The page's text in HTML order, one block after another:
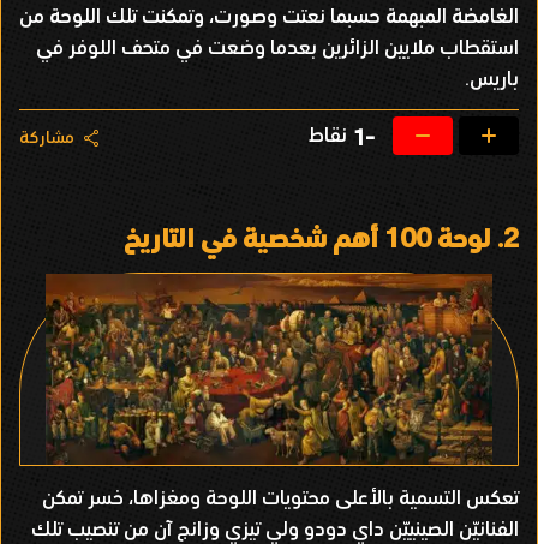
الغامضة المبهمة حسبما نعتت وصورت، وتمكنت تلك اللوحة من
استقطاب ملايين الزائرين بعدما وضعت في متحف اللوفر في
باريس.
-1 نقاط مشاركة
2. لوحة 100 أهم شخصية في التاريخ
تعكس التسمية بالأعلى محتويات اللوحة ومغزاها، خسر تمكن
الفنانيّن الصينييّن داي دودو ولي تيزي وزانج آن من تنصيب تلك